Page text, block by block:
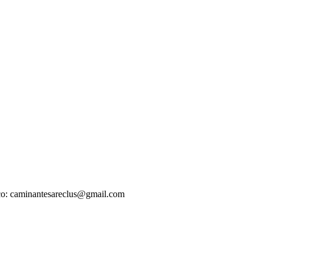
caminantesareclus@gmail.com